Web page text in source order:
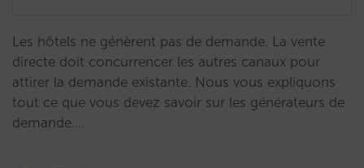
Les hôtels ne génèrent pas de demande. La vente
directe doit concurrencer les autres canaux pour
attirer la demande existante. Nous vous expliquons
tout ce que vous devez savoir sur les générateurs de
demande.…